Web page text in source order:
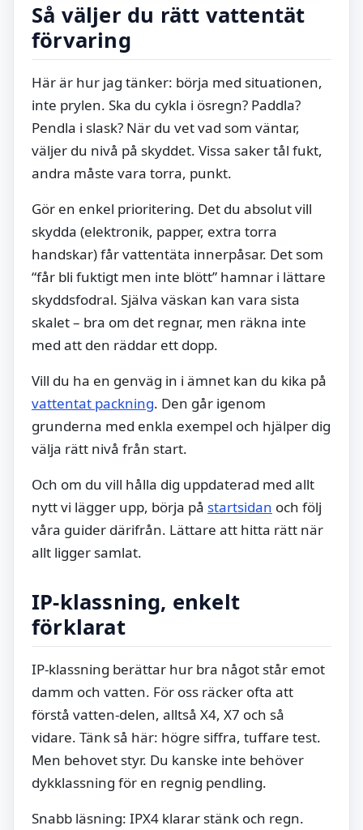
Så väljer du rätt vattentät
förvaring
Här är hur jag tänker: börja med situationen,
inte prylen. Ska du cykla i ösregn? Paddla?
Pendla i slask? När du vet vad som väntar,
väljer du nivå på skyddet. Vissa saker tål fukt,
andra måste vara torra, punkt.
Gör en enkel prioritering. Det du absolut vill
skydda (elektronik, papper, extra torra
handskar) får vattentäta innerpåsar. Det som
“får bli fuktigt men inte blött” hamnar i lättare
skyddsfodral. Själva väskan kan vara sista
skalet – bra om det regnar, men räkna inte
med att den räddar ett dopp.
Vill du ha en genväg in i ämnet kan du kika på
vattentat packning. Den går igenom
grunderna med enkla exempel och hjälper dig
välja rätt nivå från start.
Och om du vill hålla dig uppdaterad med allt
nytt vi lägger upp, börja på startsidan och följ
våra guider därifrån. Lättare att hitta rätt när
allt ligger samlat.
IP-klassning, enkelt
förklarat
IP-klassning berättar hur bra något står emot
damm och vatten. För oss räcker ofta att
förstå vatten-delen, alltså X4, X7 och så
vidare. Tänk så här: högre siffra, tuffare test.
Men behovet styr. Du kanske inte behöver
dykklassning för en regnig pendling.
Snabb läsning: IPX4 klarar stänk och regn.